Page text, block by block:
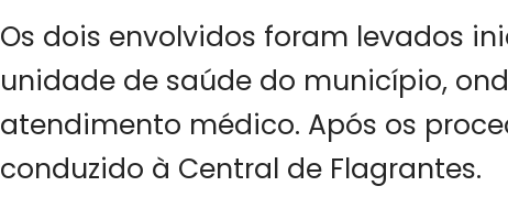
Os dois envolvidos foram levados
unidade de saúde do município,
atendimento médico. Após os
conduzido à Central de Flagrantes.